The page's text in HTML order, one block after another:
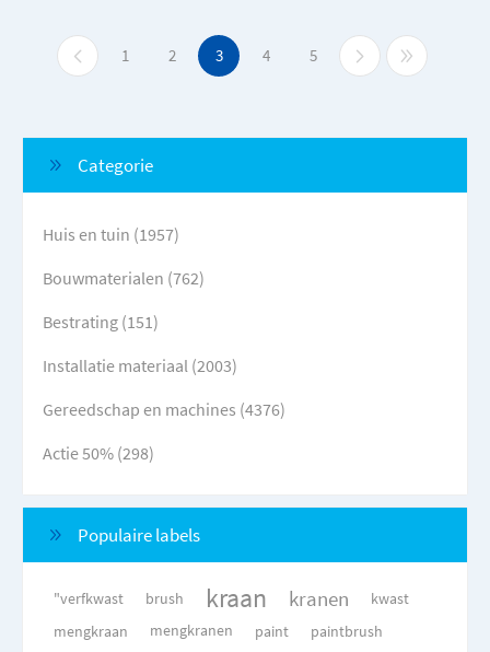
1 2 3 4 5
Categorie
Huis en tuin (1957)
Bouwmaterialen (762)
Bestrating (151)
Installatie materiaal (2003)
Gereedschap en machines (4376)
Actie 50% (298)
Populaire labels
"verfkwast brush kraan kranen
kwast
mengkraan
mengkranen paint
paintbrush